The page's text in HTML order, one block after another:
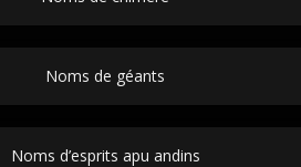
Noms de géants
Noms d’esprits apu andins